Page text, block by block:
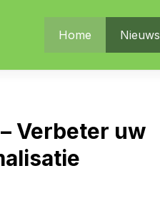
Home Nieuws
Verbeter uw